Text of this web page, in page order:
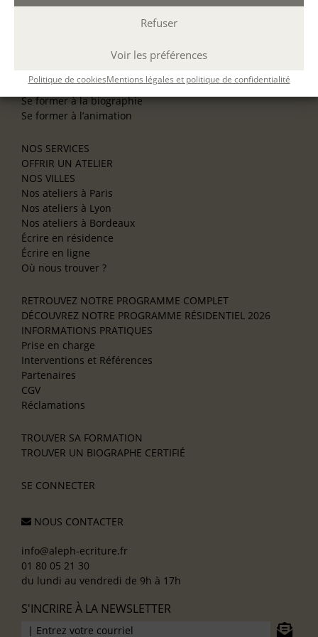
Refuser
Voir les préférences
Politique de cookiesMentions légales et politique de confidentialité
Les stages pour artistes-auteurs
Se former à la biographie
Se former à l’animation
NOS SERVICES
OFFRIR UN ATELIER
NOS VILLES
Nos ateliers à Paris
Nos ateliers à Lyon
Nos ateliers à Bordeaux
Écrire en résidence
Écrire en ligne
Où nous trouver ?
RETROUVEZ NOTRE PROGRAMME COMPLET
DÉCOUVREZ NOTRE PROGRAMME RÉSIDENTIEL 2026
INFORMATIONS PRATIQUES
Prise en charge
Interventions et Références
Partenaires
CGV
Réclamations
TROUVER SA FORMATION
TROUVER UN BIOGRAPHE CERTIFIÉ
SE CONNECTER
NOUS CONTACTER
info@aleph-ecriture.fr
01 80 05 21 30
du lundi au vendredi de 9h à 17h
S'INCRIRE À LA NEWSLETTER